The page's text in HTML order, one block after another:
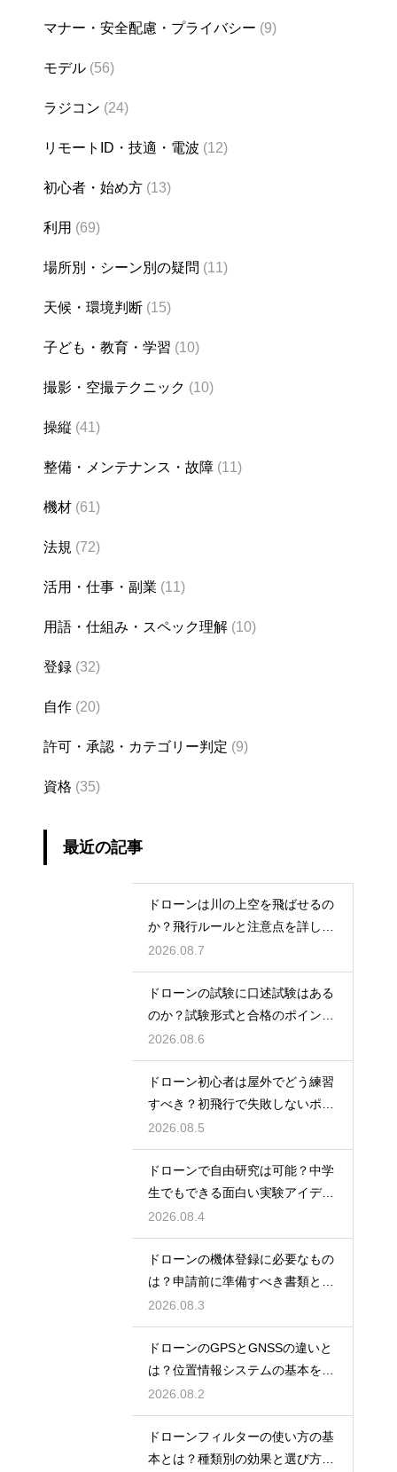
マナー・安全配慮・プライバシー (9)
モデル (56)
ラジコン (24)
リモートID・技適・電波 (12)
初心者・始め方 (13)
利用 (69)
場所別・シーン別の疑問 (11)
天候・環境判断 (15)
子ども・教育・学習 (10)
撮影・空撮テクニック (10)
操縦 (41)
整備・メンテナンス・故障 (11)
機材 (61)
法規 (72)
活用・仕事・副業 (11)
用語・仕組み・スペック理解 (10)
登録 (32)
自作 (20)
許可・承認・カテゴリー判定 (9)
資格 (35)
最近の記事
ドローンは川の上空を飛ばせるの
か？飛行ルールと注意点を詳しく
解説
2026.08.7
ドローンの試験に口述試験はある
のか？試験形式と合格のポイント
を解説
2026.08.6
ドローン初心者は屋外でどう練習
すべき？初飛行で失敗しないポイ
ント
2026.08.5
ドローンで自由研究は可能？中学
生でもできる面白い実験アイデア
を紹介
2026.08.4
ドローンの機体登録に必要なもの
は？申請前に準備すべき書類と情
報
2026.08.3
ドローンのGPSとGNSSの違いと
は？位置情報システムの基本を解
説
2026.08.2
ドローンフィルターの使い方の基
本とは？種類別の効果と選び方を